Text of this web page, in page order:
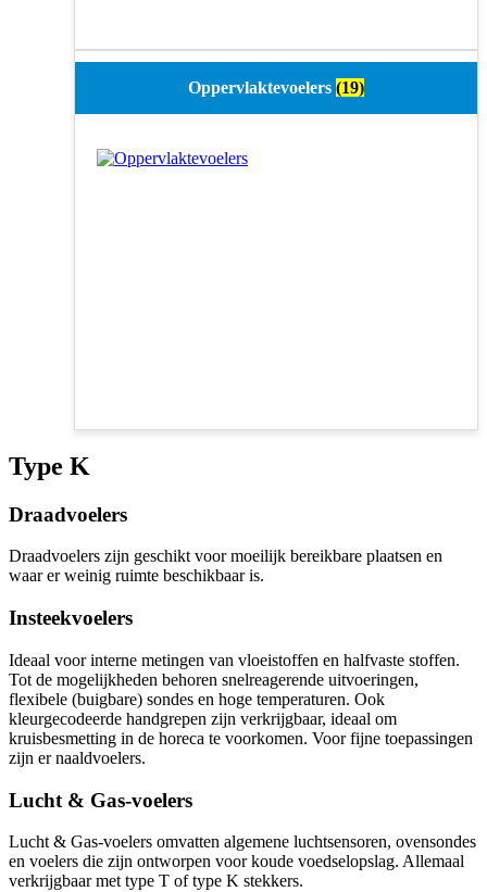
Oppervlaktevoelers (19)
Type K
Draadvoelers
Draadvoelers zijn geschikt voor moeilijk bereikbare plaatsen en
waar er weinig ruimte beschikbaar is.
Insteekvoelers
Ideaal voor interne metingen van vloeistoffen en halfvaste stoffen.
Tot de mogelijkheden behoren snelreagerende uitvoeringen,
flexibele (buigbare) sondes en hoge temperaturen. Ook
kleurgecodeerde handgrepen zijn verkrijgbaar, ideaal om
kruisbesmetting in de horeca te voorkomen. Voor fijne toepassingen
zijn er naaldvoelers.
Lucht & Gas-voelers
Lucht & Gas-voelers omvatten algemene luchtsensoren, ovensondes
en voelers die zijn ontworpen voor koude voedselopslag. Allemaal
verkrijgbaar met type T of type K stekkers.